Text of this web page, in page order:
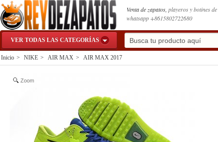
Venta de zapatos, playeros y botines
whatsapp +8615802722680
VER TODAS LAS CATEGORÍAS
Inicio > NIKE > AIR MAX > AIR MAX 2017
Zoom